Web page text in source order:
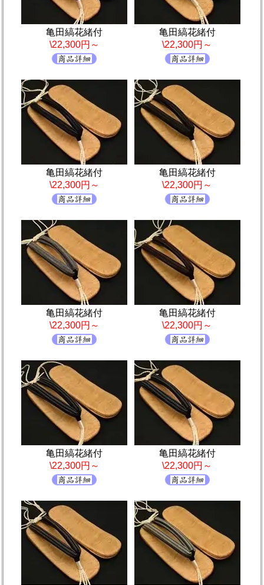
亀田縞花緒付
\22,300円～
亀田縞花緒付
\22,300円～
亀田縞花緒付
\22,300円～
亀田縞花緒付
\22,300円～
亀田縞花緒付
\22,300円～
亀田縞花緒付
\22,300円～
亀田縞花緒付
\22,300円～
亀田縞花緒付
\22,300円～